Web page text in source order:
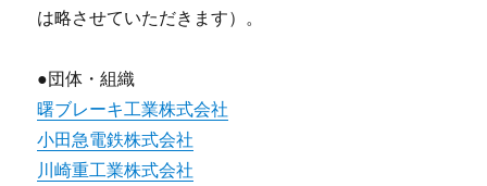
は略させていただきます）。
●団体・組織
曙ブレーキ工業株式会社
小田急電鉄株式会社
川崎重工業株式会社